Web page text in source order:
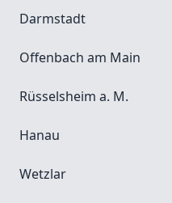
Darmstadt
Offenbach am Main
Rüsselsheim a. M.
Hanau
Wetzlar